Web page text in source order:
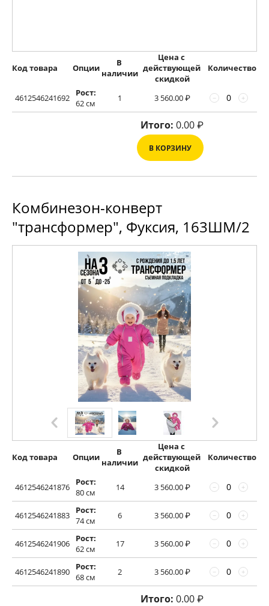
Код товара Опции
В
наличии
Цена с
действующей
скидкой
Количество
4612546241692
Рост:
62 см
1 3 560.00₽ +
−
Итого: 0.00₽
В КОРЗИНУ
Комбинезон-конверт
"трансформер", Фуксия, 163ШМ/2
Код товара Опции
В
наличии
Цена с
действующей
скидкой
Количество
4612546241876
Рост:
80 см
14 3 560.00₽ +
−
4612546241883
Рост:
74 см
6 3 560.00₽ +
−
4612546241906
Рост:
62 см
17 3 560.00₽ +
−
4612546241890
Рост:
68 см
2 3 560.00₽ +
−
Итого: 0.00₽